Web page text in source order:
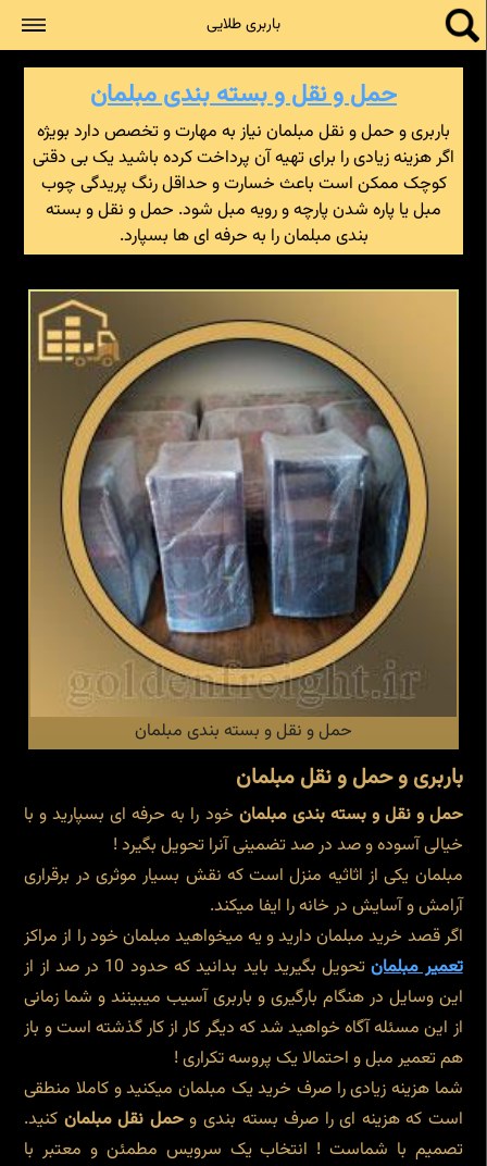
باربری طلایی
حمل و نقل و بسته بندی مبلمان
باربری و حمل و نقل مبلمان نیاز به مهارت و تخصص دارد بویژه
اگر هزینه زیادی را برای تهیه آن پرداخت کرده باشید یک بی دقتی
کوچک ممکن است باعث خسارت و حداقل رنگ پریدگی چوب
مبل یا پاره شدن پارچه و رویه مبل شود. حمل و نقل و بسته
بندی مبلمان را به حرفه ای ها بسپارد.
حمل و نقل و بسته بندی مبلمان
باربری و حمل و نقل مبلمان
حمل و نقل و بسته بندی مبلمان خود را به حرفه ای بسپارید و با
خیالی آسوده و صد در صد تضمینی آنرا تحویل بگیرد !
مبلمان یکی از اثاثیه منزل است که نقش بسیار موثری در برقراری
آرامش و آسایش در خانه را ایفا میکند.
اگر قصد خرید مبلمان دارید و یه میخواهید مبلمان خود را از مراکز
تعمیر مبلمان
تحویل بگیرید باید بدانید که حدود 10 در صد از از
این وسایل در هنگام بارگیری و باربری آسیب میبینند و شما زمانی
از این مسئله آگاه خواهید شد که دیگر کار از کار گذشته است و باز
هم تعمیر مبل و احتمالا یک پروسه تکراری !
شما هزینه زیادی را صرف خرید یک مبلمان میکنید و کاملا منطقی
است که هزینه ای را صرف بسته بندی وحمل نقل مبلمان کنید.
تصمیم با شماست ! انتخاب یک سرویس مطمئن و معتبر با
جستجو